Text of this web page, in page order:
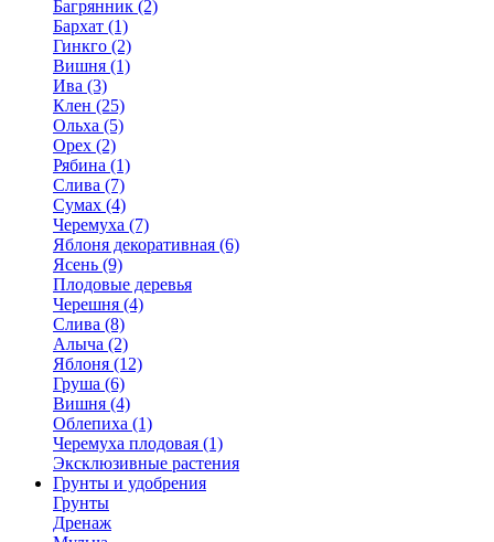
Багрянник (2)
Бархат (1)
Гинкго (2)
Вишня (1)
Ива (3)
Клен (25)
Ольха (5)
Орех (2)
Рябина (1)
Слива (7)
Сумах (4)
Черемуха (7)
Яблоня декоративная (6)
Ясень (9)
Плодовые деревья
Черешня (4)
Слива (8)
Алыча (2)
Яблоня (12)
Груша (6)
Вишня (4)
Облепиха (1)
Черемуха плодовая (1)
Эксклюзивные растения
Грунты и удобрения
Грунты
Дренаж